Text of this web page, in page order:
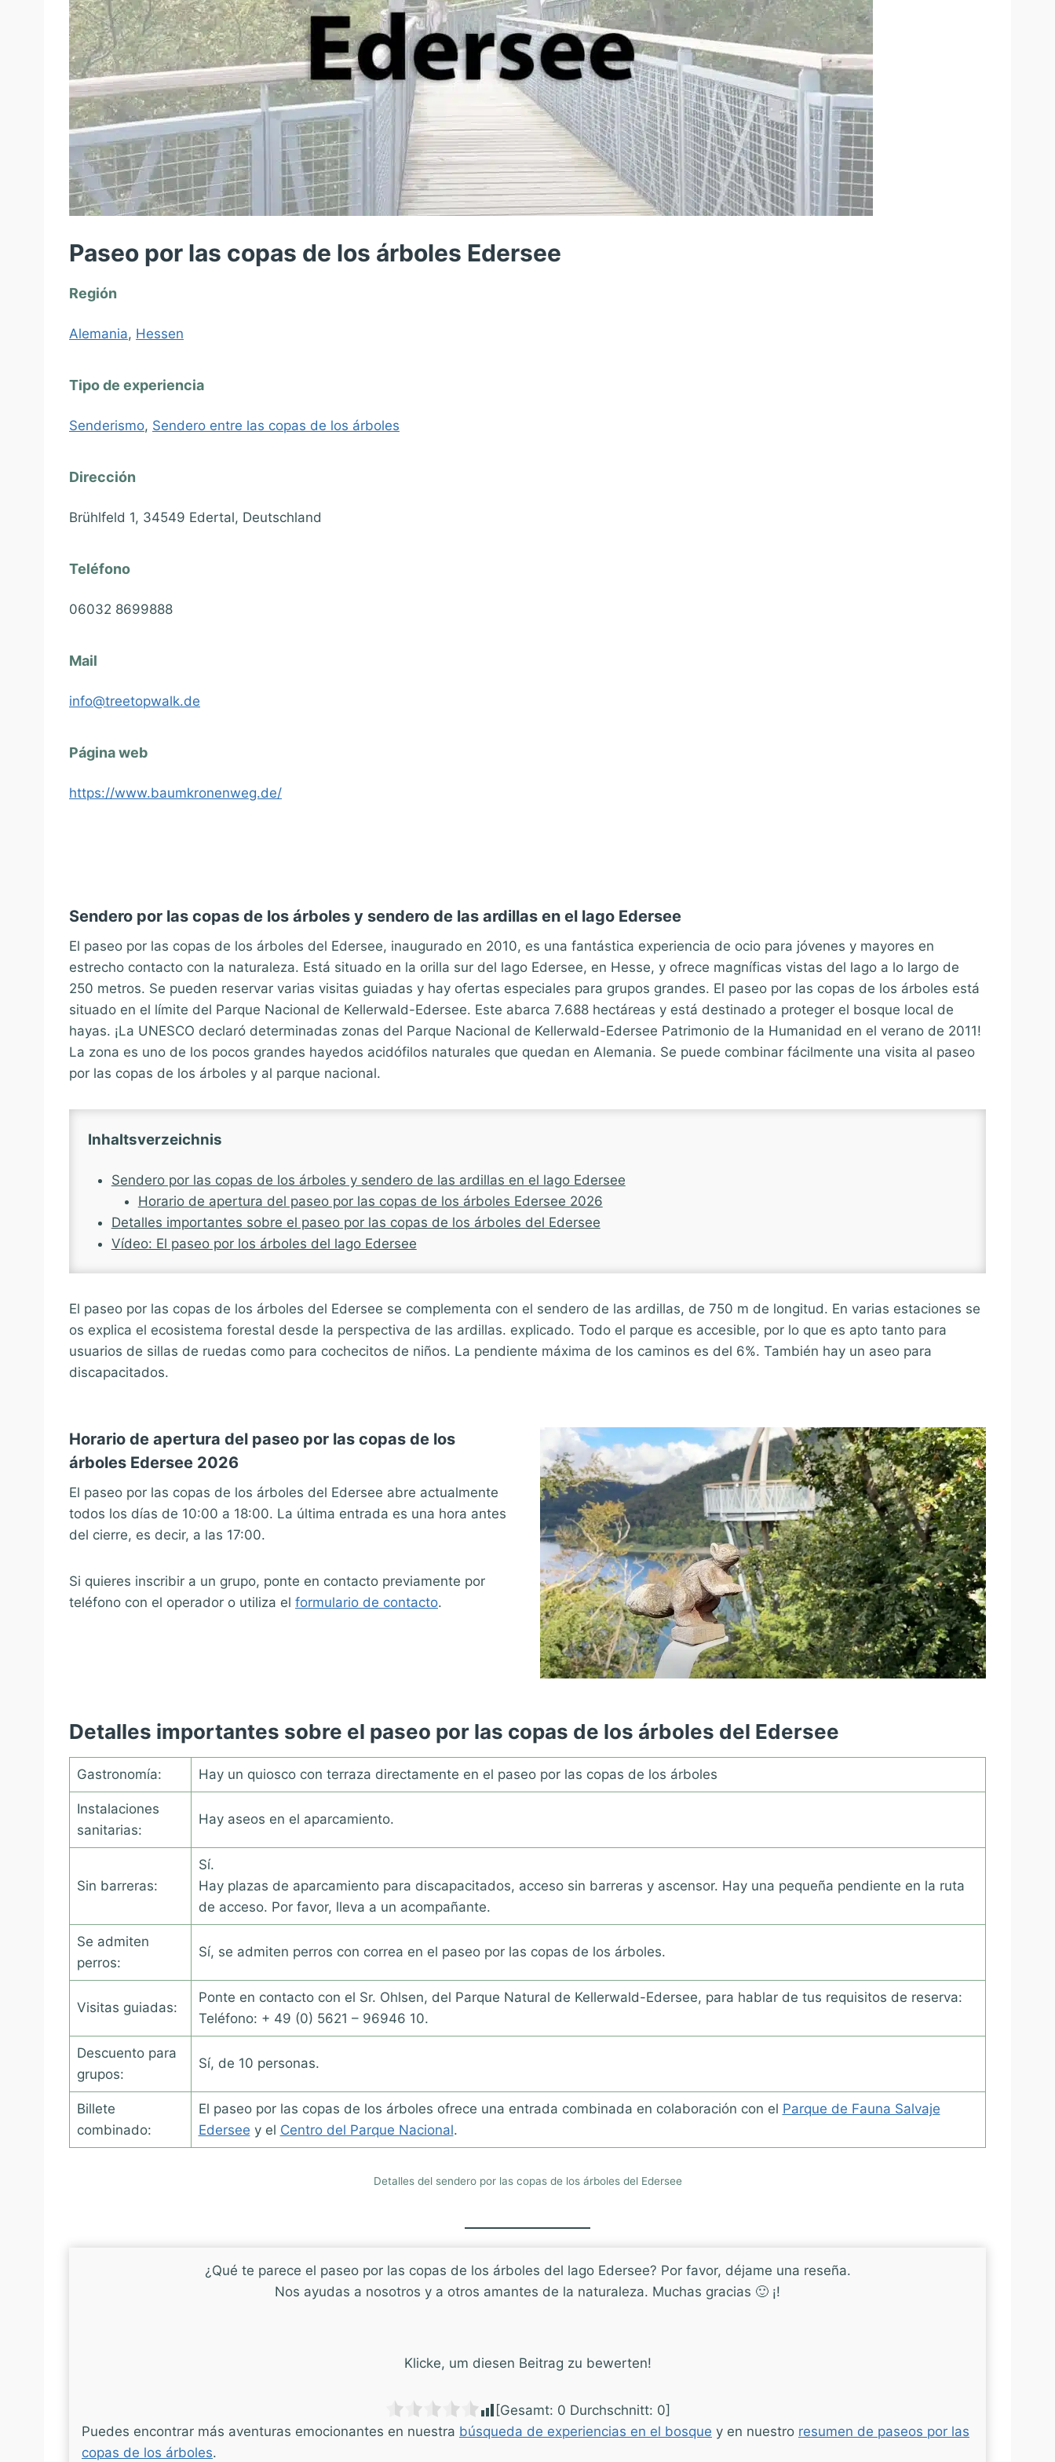
Paseo por las copas de los árboles Edersee
Región
Alemania, Hessen
Tipo de experiencia
Senderismo, Sendero entre las copas de los árboles
Dirección
Brühlfeld 1, 34549 Edertal, Deutschland
Teléfono
06032 8699888
Mail
info@treetopwalk.de
Página web
https://www.baumkronenweg.de/
Sendero por las copas de los árboles y sendero de las ardillas en el lago Edersee
El paseo por las copas de los árboles del Edersee, inaugurado en 2010, es una fantástica experiencia de ocio para jóvenes y mayores en
estrecho contacto con la naturaleza. Está situado en la orilla sur del lago Edersee, en Hesse, y ofrece magníficas vistas del lago a lo largo de
250 metros. Se pueden reservar varias visitas guiadas y hay ofertas especiales para grupos grandes. El paseo por las copas de los árboles está
situado en el límite del Parque Nacional de Kellerwald-Edersee. Este abarca 7.688 hectáreas y está destinado a proteger el bosque local de
hayas. ¡La UNESCO declaró determinadas zonas del Parque Nacional de Kellerwald-Edersee Patrimonio de la Humanidad en el verano de 2011!
La zona es uno de los pocos grandes hayedos acidófilos naturales que quedan en Alemania. Se puede combinar fácilmente una visita al paseo
por las copas de los árboles y al parque nacional.
Inhaltsverzeichnis
Sendero por las copas de los árboles y sendero de las ardillas en el lago Edersee
Horario de apertura del paseo por las copas de los árboles Edersee 2026
Detalles importantes sobre el paseo por las copas de los árboles del Edersee
Vídeo: El paseo por los árboles del lago Edersee
El paseo por las copas de los árboles del Edersee se complementa con el sendero de las ardillas, de 750 m de longitud. En varias estaciones se
os explica el ecosistema forestal desde la perspectiva de las ardillas. explicado. Todo el parque es accesible, por lo que es apto tanto para
usuarios de sillas de ruedas como para cochecitos de niños. La pendiente máxima de los caminos es del 6%. También hay un aseo para
discapacitados.
Horario de apertura del paseo por las copas de los
árboles Edersee 2026
El paseo por las copas de los árboles del Edersee abre actualmente
todos los días de 10:00 a 18:00. La última entrada es una hora antes
del cierre, es decir, a las 17:00.
Si quieres inscribir a un grupo, ponte en contacto previamente por
teléfono con el operador o utiliza el formulario de contacto.
Detalles importantes sobre el paseo por las copas de los árboles del Edersee
Gastronomía: Hay un quiosco con terraza directamente en el paseo por las copas de los árboles
Instalaciones
sanitarias:
Hay aseos en el aparcamiento.
Sin barreras:
Sí.
Hay plazas de aparcamiento para discapacitados, acceso sin barreras y ascensor. Hay una pequeña pendiente en la ruta
de acceso. Por favor, lleva a un acompañante.
Se admiten
perros:
Sí, se admiten perros con correa en el paseo por las copas de los árboles.
Visitas guiadas:
Ponte en contacto con el Sr. Ohlsen, del Parque Natural de Kellerwald-Edersee, para hablar de tus requisitos de reserva:
Teléfono: + 49 (0) 5621 – 96946 10.
Descuento para
grupos:
Sí, de 10 personas.
Billete
combinado:
El paseo por las copas de los árboles ofrece una entrada combinada en colaboración con el Parque de Fauna Salvaje
Edersee y el Centro del Parque Nacional.
Detalles del sendero por las copas de los árboles del Edersee
¿Qué te parece el paseo por las copas de los árboles del lago Edersee? Por favor, déjame una reseña.
Nos ayudas a nosotros y a otros amantes de la naturaleza. Muchas gracias 🙂 ¡!
Klicke, um diesen Beitrag zu bewerten!
[Gesamt: 0 Durchschnitt: 0]
Puedes encontrar más aventuras emocionantes en nuestra búsqueda de experiencias en el bosque y en nuestro resumen de paseos por las
copas de los árboles.